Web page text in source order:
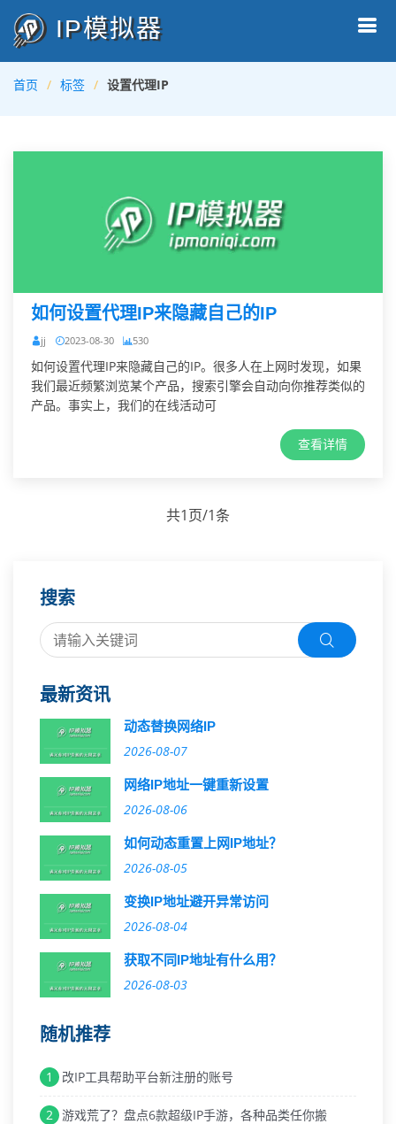
IP模拟器
首页 标签 设置代理IP
如何设置代理IP来隐藏自己的IP
jj 2023-08-30 530
如何设置代理IP来隐藏自己的IP。很多人在上网时发现，如果
我们最近频繁浏览某个产品，搜索引擎会自动向你推荐类似的
产品。事实上，我们的在线活动可
查看详情
共1页/1条
搜索
最新资讯
动态替换网络IP
2026-08-07
网络IP地址一键重新设置
2026-08-06
如何动态重置上网IP地址？
2026-08-05
变换IP地址避开异常访问
2026-08-04
获取不同IP地址有什么用？
2026-08-03
随机推荐
1 改IP工具帮助平台新注册的账号
2 游戏荒了？盘点6款超级IP手游，各种品类任你搬